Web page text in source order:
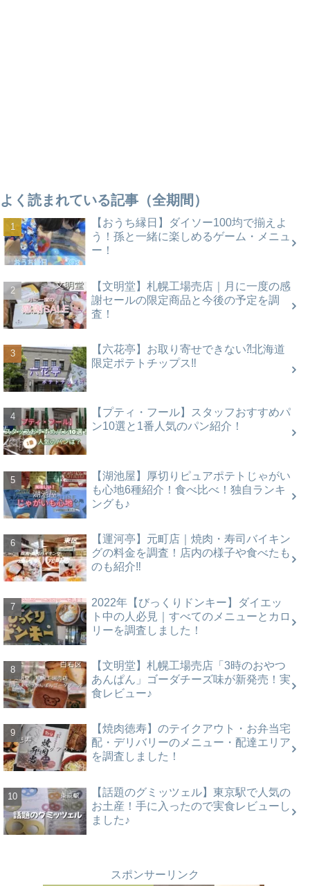
よく読まれている記事（全期間）
【おうち縁日】ダイソー100均で揃えよ
う！孫と一緒に楽しめるゲーム・メニュ
ー！
【文明堂】札幌工場売店｜月に一度の感
謝セールの限定商品と今後の予定を調
査！
【六花亭】お取り寄せできない⁈北海道
限定ポテトチップス‼
【プティ・フール】スタッフおすすめパ
ン10選と1番人気のパン紹介！
【湖池屋】厚切りピュアポテトじゃがい
も心地6種紹介！食べ比べ！独自ランキ
ングも♪
【運河亭】元町店｜焼肉・寿司バイキン
グの料金を調査！店内の様子や食べたも
のも紹介‼
2022年【びっくりドンキー】ダイエッ
ト中の人必見｜すべてのメニューとカロ
リーを調査しました！
【文明堂】札幌工場売店「3時のおやつ
あんぱん」ゴーダチーズ味が新発売！実
食レビュー♪
【焼肉徳寿】のテイクアウト・お弁当宅
配・デリバリーのメニュー・配達エリア
を調査しました！
【話題のグミッツェル】東京駅で人気の
お土産！手に入ったので実食レビューし
ました♪
スポンサーリンク